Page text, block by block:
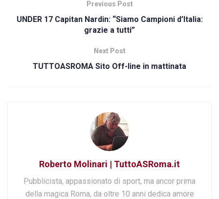
Previous Post
UNDER 17 Capitan Nardin: “Siamo Campioni d’Italia:
grazie a tutti”
Next Post
TUTTOASROMA Sito Off-line in mattinata
Roberto Molinari | TuttoASRoma.it
Pubblicista, appassionato di sport, ma ancor prima
della magica Roma, da oltre 10 anni dedica amore